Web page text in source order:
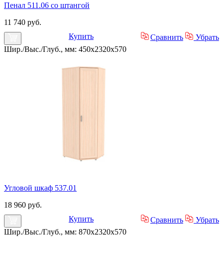
Пенал 511.06 со штангой
11 740 руб.
Купить
Сравнить
Убрать
Шир./Выс./Глуб., мм: 450x2320x570
Угловой шкаф 537.01
18 960 руб.
Купить
Сравнить
Убрать
Шир./Выс./Глуб., мм: 870x2320x570